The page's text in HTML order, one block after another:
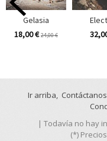
Gelasia
18,00 €24,00 €
Ir arriba Contáctanos
| Todavía no hay
(*)